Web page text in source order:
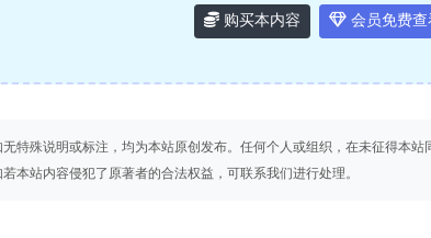
购买本内容 会员免费查
特殊说明或标注，均为本站原创发布。任何个人或组织，在未征得本
本站内容侵犯了原著者的合法权益，可联系我们进行处理。